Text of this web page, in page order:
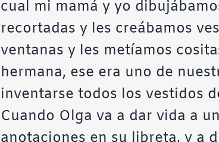
cual mi mamá y yo
recortadas y les creábamos
ventanas y les metíamos
hermana, ese era uno de
inventarse todos los vestidos
Cuando Olga va a dar vida a